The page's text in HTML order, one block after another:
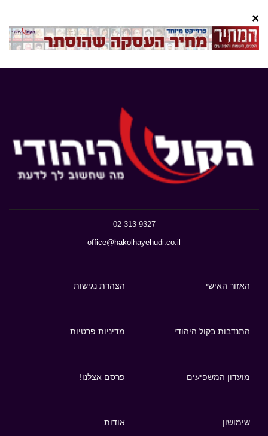
×
02-313-9327
office@hakolhayehudi.co.il
האזור האישי הצהרת נגישות
התנדבות בקול היהודי מדיניות פרטיות
מועדון המשפיעים פרסם אצלנו!
שימושון אודות